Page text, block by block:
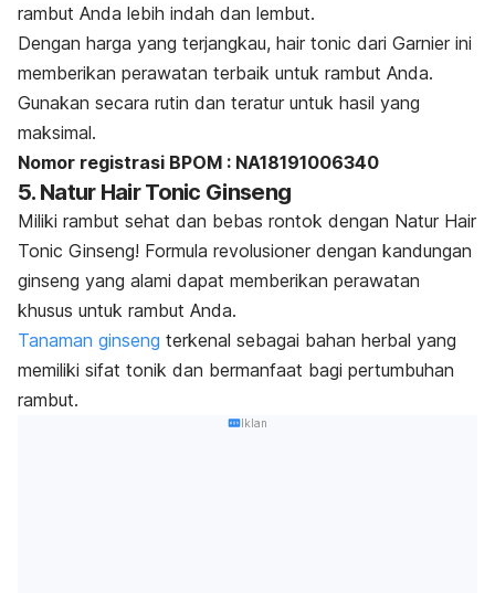
rambut Anda lebih indah dan lembut.
Dengan harga yang terjangkau, hair tonic dari Garnier ini
memberikan perawatan terbaik untuk rambut Anda.
Gunakan secara rutin dan teratur untuk hasil yang
maksimal.
Nomor registrasi BPOM : NA18191006340
5. Natur Hair Tonic Ginseng
Miliki rambut sehat dan bebas rontok dengan Natur Hair
Tonic Ginseng! Formula revolusioner dengan kandungan
ginseng yang alami dapat memberikan perawatan
khusus untuk rambut Anda.
Tanaman ginseng terkenal sebagai bahan herbal yang
memiliki sifat tonik dan bermanfaat bagi pertumbuhan
rambut.
Iklan